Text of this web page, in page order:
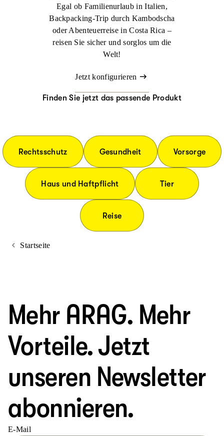
Egal ob Familienurlaub in Italien,
Backpacking-Trip durch Kambodscha
oder Abenteuerreise in Costa Rica –
reisen Sie sicher und sorglos um die
Welt!
Jetzt konfigurieren
Finden Sie jetzt das passende Produkt
Rechtsschutz Gesundheit Vorsorge
Haus und Haftpflicht Tier
Reise
Startseite
Mehr ARAG. Mehr
Vorteile. Jetzt
unseren Newsletter
abonnieren.
E-Mail